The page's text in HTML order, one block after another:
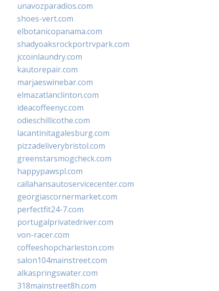
unavozparadios.com
shoes-vert.com
elbotanicopanama.com
shadyoaksrockportrvpark.com
jccoinlaundry.com
kautorepair.com
marjaeswinebar.com
elmazatlanclinton.com
ideacoffeenyc.com
odieschillicothe.com
lacantinitagalesburg.com
pizzadeliverybristol.com
greenstarsmogcheck.com
happypawspl.com
callahansautoservicecenter.com
georgiascornermarket.com
perfectfit24-7.com
portugalprivatedriver.com
von-racer.com
coffeeshopcharleston.com
salon104mainstreet.com
alkaspringswater.com
318mainstreet8h.com